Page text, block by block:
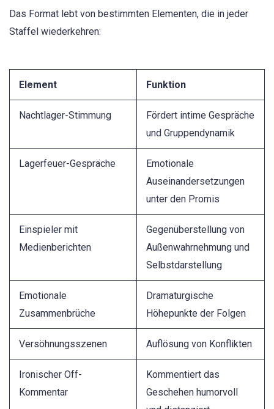
Das Format lebt von bestimmten Elementen, die in jeder
Staffel wiederkehren:
Element Funktion
Nachtlager-Stimmung
Fördert intime Gespräche
und Gruppendynamik
Lagerfeuer-Gespräche
Emotionale
Auseinandersetzungen
unter den Promis
Einspieler mit
Medienberichten
Gegenüberstellung von
Außenwahrnehmung und
Selbstdarstellung
Emotionale
Zusammenbrüche
Dramaturgische
Höhepunkte der Folgen
Versöhnungsszenen Auflösung von Konflikten
Ironischer Off-
Kommentar
Kommentiert das
Geschehen humorvoll